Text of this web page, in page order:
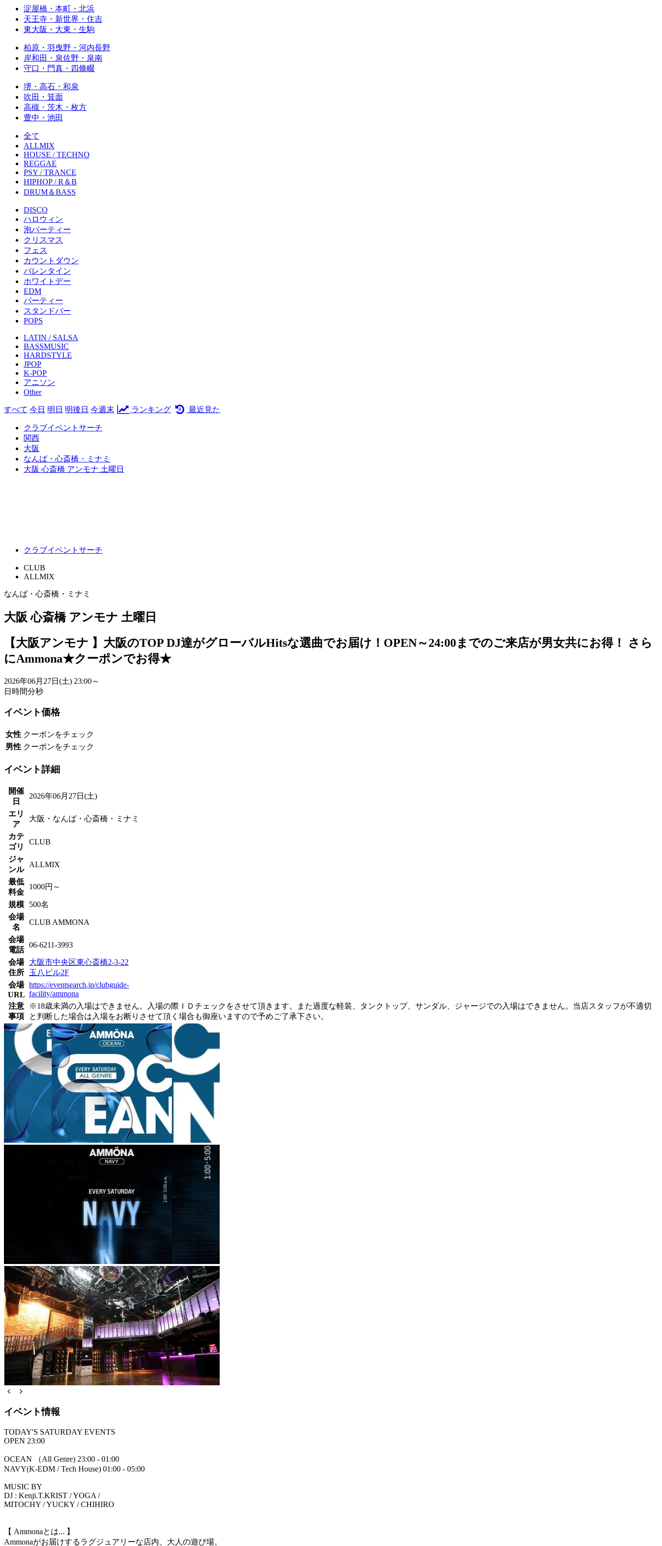
淀屋橋・本町・北浜
天王寺・新世界・住吉
東大阪・大東・生駒
柏原・羽曳野・河内長野
岸和田・泉佐野・泉南
守口・門真・四條畷
堺・高石・和泉
吹田・箕面
高槻・茨木・枚方
豊中・池田
全て
ALLMIX
HOUSE / TECHNO
REGGAE
PSY / TRANCE
HIPHOP / R＆B
DRUM＆BASS
DISCO
ハロウィン
泡パーティー
クリスマス
フェス
カウントダウン
バレンタイン
ホワイトデー
EDM
パーティー
スタンドバー
POPS
LATIN / SALSA
BASSMUSIC
HARDSTYLE
JPOP
K-POP
アニソン
Other
すべて 今日 明日 明後日 今週末 ランキング 最近見た
クラブイベントサーチ
関西
大阪
なんば・心斎橋・ミナミ
大阪 心斎橋 アンモナ 土曜日
クラブイベントサーチ
CLUB
ALLMIX
なんば・心斎橋・ミナミ
大阪 心斎橋 アンモナ 土曜日
【大阪アンモナ 】大阪のTOP DJ達がグローバルHitsな選曲でお届け！OPEN～24:00までのご来店が男女共にお得！ さら
にAmmona★クーポンでお得★
2026年06月27日(土) 23:00～
日 時間分秒
イベント価格
女性 クーポンをチェック
男性 クーポンをチェック
イベント詳細
開催
日
2026年06月27日(土)
エリ
ア
大阪・なんば・心斎橋・ミナミ
カテ
ゴリ
CLUB
ジャ
ンル
ALLMIX
最低
料金
1000円～
規模
500名
会場
名
CLUB AMMONA
会場
電話
06-6211-3993
会場
住所
大阪市中央区東心斎橋2-3-22
玉八ビル2F
会場
URL
https://eventsearch.jp/clubguide-
facility/ammona
注意
事項
※18歳未満の入場はできません。入場の際ＩＤチェックをさせて頂きます。また過度な軽装、タンクトップ、サンダル、ジャージでの入場はできません。当店スタッフが不適切
と判断した場合は入場をお断りさせて頂く場合も御座いますので予めご了承下さい。
イベント情報
TODAY'S SATURDAY EVENTS
OPEN 23:00
OCEAN （All Genre) 23:00 - 01:00
NAVY(K-EDM / Tech House) 01:00 - 05:00
MUSIC BY
DJ : Kenji.T.KRIST / YOGA /
MITOCHY / YUCKY / CHIHIRO
【 Ammonaとは... 】
Ammonaがお届けするラグジュアリーな店内、大人の遊び場。